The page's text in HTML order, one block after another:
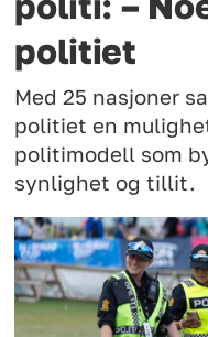
politiet
Med 25 nasjoner
politiet en
politimodell som
synlighet og tillit.